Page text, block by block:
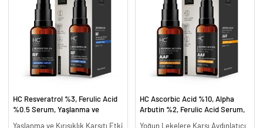
HC Resveratrol %3, Ferulic Acid
%0.5 Serum, Yaşlanma ve
Yaşlanma ve Kırışıklık Karşıtı Etki
HC Ascorbic Acid %10, Alpha
Arbutin %2, Ferulic Acid Serum,
Yoğun Lekelere Karşı Aydınlatıcı